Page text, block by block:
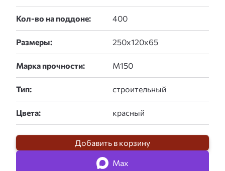
Кол-во на поддоне:
Размеры:
Марка прочности:
Тип:
Цвета:
Добавить в корзину
Max